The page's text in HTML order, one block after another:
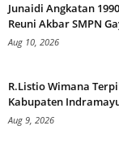
Junaidi Angkatan
Reuni Akbar SMPN
Aug 10, 2026
R.Listio Wimana
Kabupaten
Aug 9, 2026